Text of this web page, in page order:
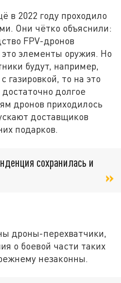
в 2022 году проходило
Они чётко объяснили:
FPV-дронов
элементы оружия. Но
будут, например,
газировкой, то на это
долгое
дронов приходилось
доставщиков
подарков.
сохранилась и
дроны-перехватчики,
о боевой части таких
незаконны.